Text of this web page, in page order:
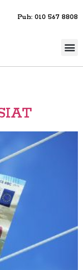
Puh: 010 567 8808